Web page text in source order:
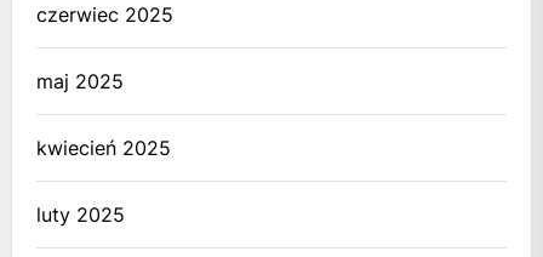
czerwiec 2025
maj 2025
kwiecień 2025
luty 2025